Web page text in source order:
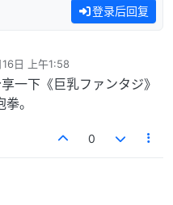
登录后回复
日 上午1:58
一下《巨乳ファンタジ》
。
0